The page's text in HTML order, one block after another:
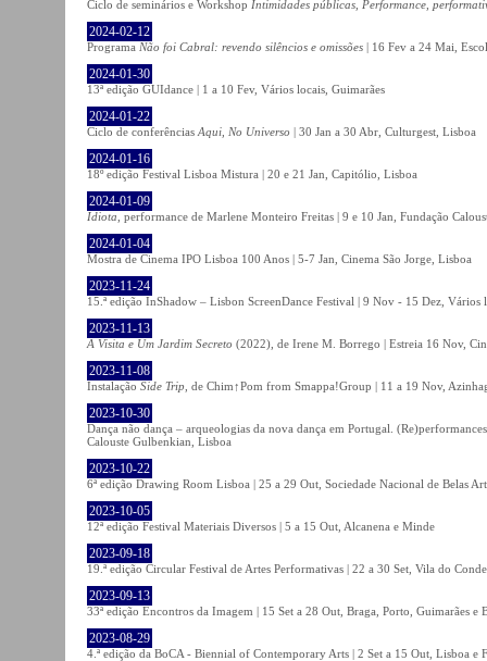
Ciclo de seminários e Workshop Intimidades públicas, Performance,
2024-02-12
Programa Não foi Cabral: revendo silêncios e omissões | 16 Fev a 24 Mai,
2024-01-30
13ª edição GUIdance | 1 a 10 Fev, Vários locais, Guimarães
2024-01-22
Ciclo de conferências Aqui, No Universo | 30 Jan a 30 Abr, Culturgest, Lisboa
2024-01-16
18º edição Festival Lisboa Mistura | 20 e 21 Jan, Capitólio, Lisboa
2024-01-09
Idiota , performance de Marlene Monteiro Freitas | 9 e 10 Jan, Fundação
2024-01-04
Mostra de Cinema IPO Lisboa 100 Anos | 5-7 Jan, Cinema São Jorge, Lisboa
2023-11-24
15.ª edição InShadow – Lisbon ScreenDance Festival | 9 Nov - 15 Dez, Vários
2023-11-13
A Visita e Um Jardim Secreto (2022), de Irene M. Borrego | Estreia 16 Nov,
2023-11-08
Instalação Side Trip , de Chim↑Pom from Smappa!Group | 11 a 19 Nov,
2023-10-30
Dança não dança – arqueologias da nova dança em Portugal.
Calouste Gulbenkian, Lisboa
2023-10-22
6ª edição Drawing Room Lisboa | 25 a 29 Out, Sociedade Nacional de Belas
2023-10-05
12ª edição Festival Materiais Diversos | 5 a 15 Out, Alcanena e Minde
2023-09-18
19.ª edição Circular Festival de Artes Performativas | 22 a 30 Set, Vila do Conde
2023-09-13
33ª edição Encontros da Imagem | 15 Set a 28 Out, Braga, Porto, Guimarães e
2023-08-29
4.ª edição da BoCA - Biennial of Contemporary Arts | 2 Set a 15 Out, Lisboa e